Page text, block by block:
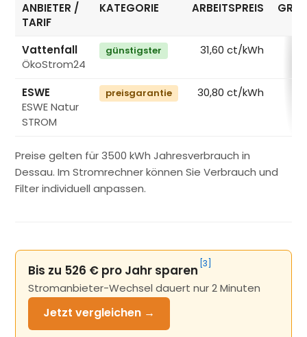
ANBIETER /
TARIF
KATEGORIE ARBEITSPREIS
Vattenfall
ÖkoStrom24
günstigster
31,60 ct/kWh
ESWE
ESWE Natur
STROM
preisgarantie
30,80 ct/kWh
Preise gelten für 3500 kWh Jahresverbrauch in
Dessau. Im Stromrechner können Sie Verbrauch und
Filter individuell anpassen.
Bis zu 526 € pro Jahr sparen [3]
Stromanbieter-Wechsel dauert nur 2 Minuten
Jetzt vergleichen →